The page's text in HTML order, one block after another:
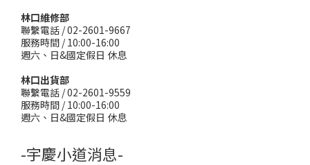
林口維修部
聯繫電話 / 02-2601-9667
服務時間 / 10:00-16:00
週六、日&國定假日 休息
林口出貨部
聯繫電話 / 02-2601-9559
服務時間 / 10:00-16:00
週六、日&國定假日 休息
-宇慶小道消息-